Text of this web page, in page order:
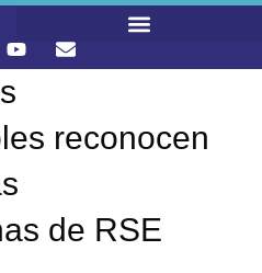
reconocen
de RSE